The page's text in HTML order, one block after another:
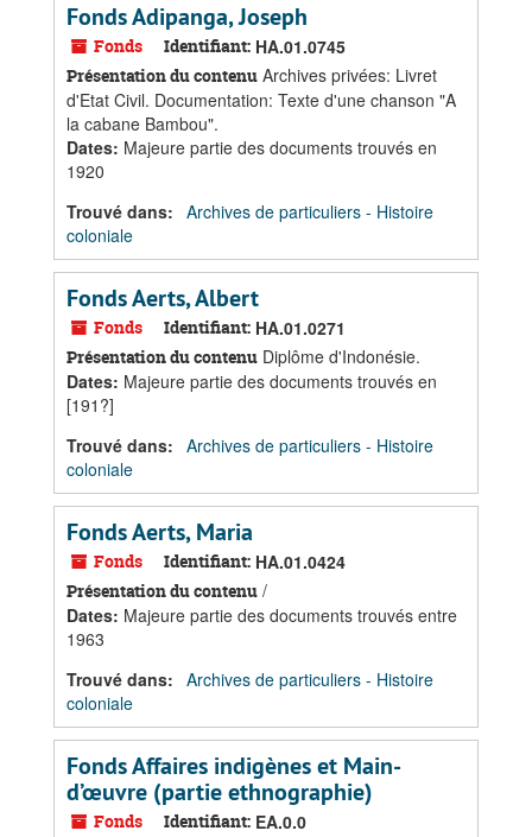
Fonds Adipanga, Joseph
Fonds Identifiant: HA.01.0745
Présentation du contenu Archives privées: Livret
d'Etat Civil. Documentation: Texte d'une chanson "A
la cabane Bambou".
Dates: Majeure partie des documents trouvés en
1920
Trouvé dans: Archives de particuliers - Histoire
coloniale
Fonds Aerts, Albert
Fonds Identifiant: HA.01.0271
Présentation du contenu Diplôme d'Indonésie.
Dates: Majeure partie des documents trouvés en
[191?]
Trouvé dans: Archives de particuliers - Histoire
coloniale
Fonds Aerts, Maria
Fonds Identifiant: HA.01.0424
Présentation du contenu /
Dates: Majeure partie des documents trouvés entre
1963
Trouvé dans: Archives de particuliers - Histoire
coloniale
Fonds Affaires indigènes et Main-
d’œuvre (partie ethnographie)
Fonds Identifiant: EA.0.0